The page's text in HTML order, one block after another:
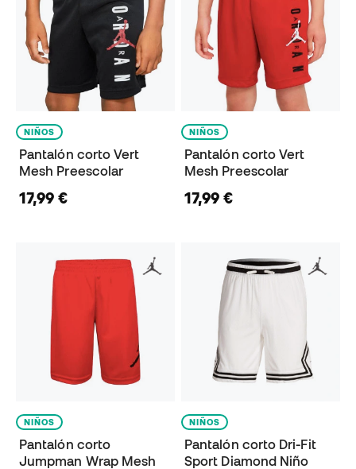
NIÑOS
Pantalón corto Vert
Mesh Preescolar
17,99 €
NIÑOS
Pantalón corto Vert
Mesh Preescolar
17,99 €
NIÑOS
Pantalón corto
Jumpman Wrap Mesh
NIÑOS
Pantalón corto Dri-Fit
Sport Diamond Niño